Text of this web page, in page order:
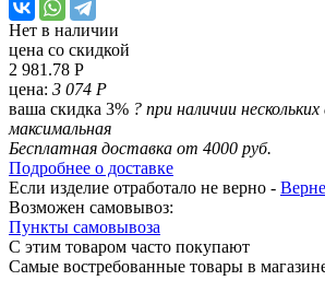
Нет в наличии
цена со скидкой
2 981.78 Р
цена: 3 074 Р
ваша скидка 3% ? при наличии
максимальная
Бесплатная доставка от 4000 руб.
Подробнее о доставке
Если изделие отработало не верно -
Возможен самовывоз:
Пункты самовывоза
С этим товаром часто покупают
Самые востребованные товары в